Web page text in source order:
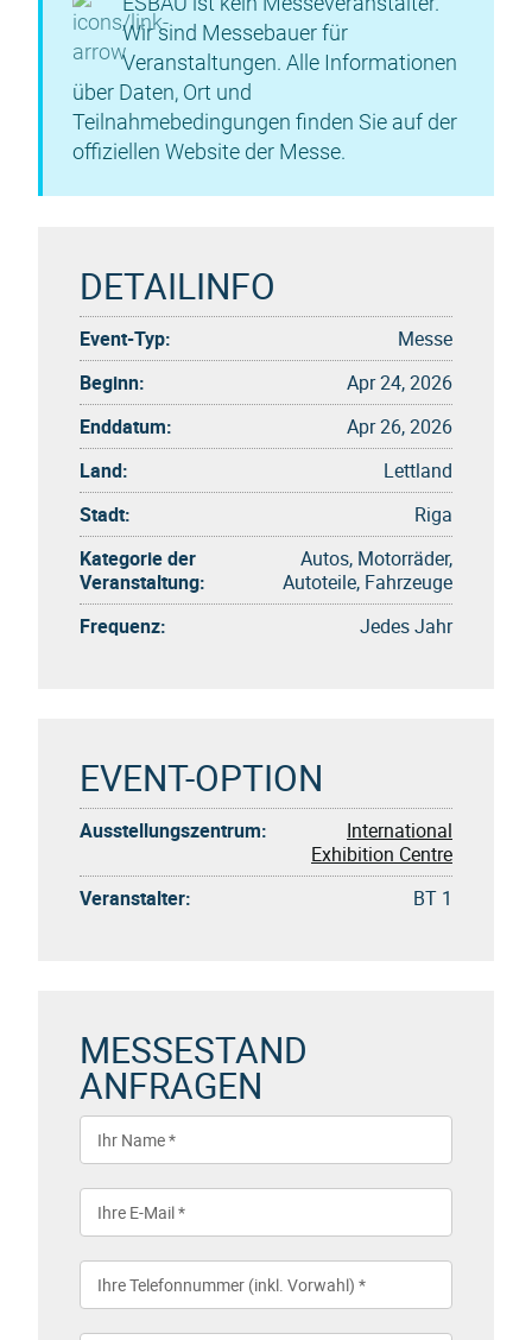
Wir sind Messebauer für
Veranstaltungen. Alle Informationen
über Daten, Ort und
Teilnahmebedingungen finden Sie auf der
offiziellen Website der Messe.
DETAILINFO
Event-Typ:
Messe
Beginn:
Apr 24, 2026
Enddatum:
Apr 26, 2026
Land:
Lettland
Stadt:
Riga
Kategorie der
Veranstaltung:
Autos, Motorräder,
Autoteile, Fahrzeuge
Frequenz:
Jedes Jahr
EVENT-OPTION
Ausstellungszentrum:
International
Exhibition Centre
Veranstalter:
BT 1
MESSESTAND
ANFRAGEN